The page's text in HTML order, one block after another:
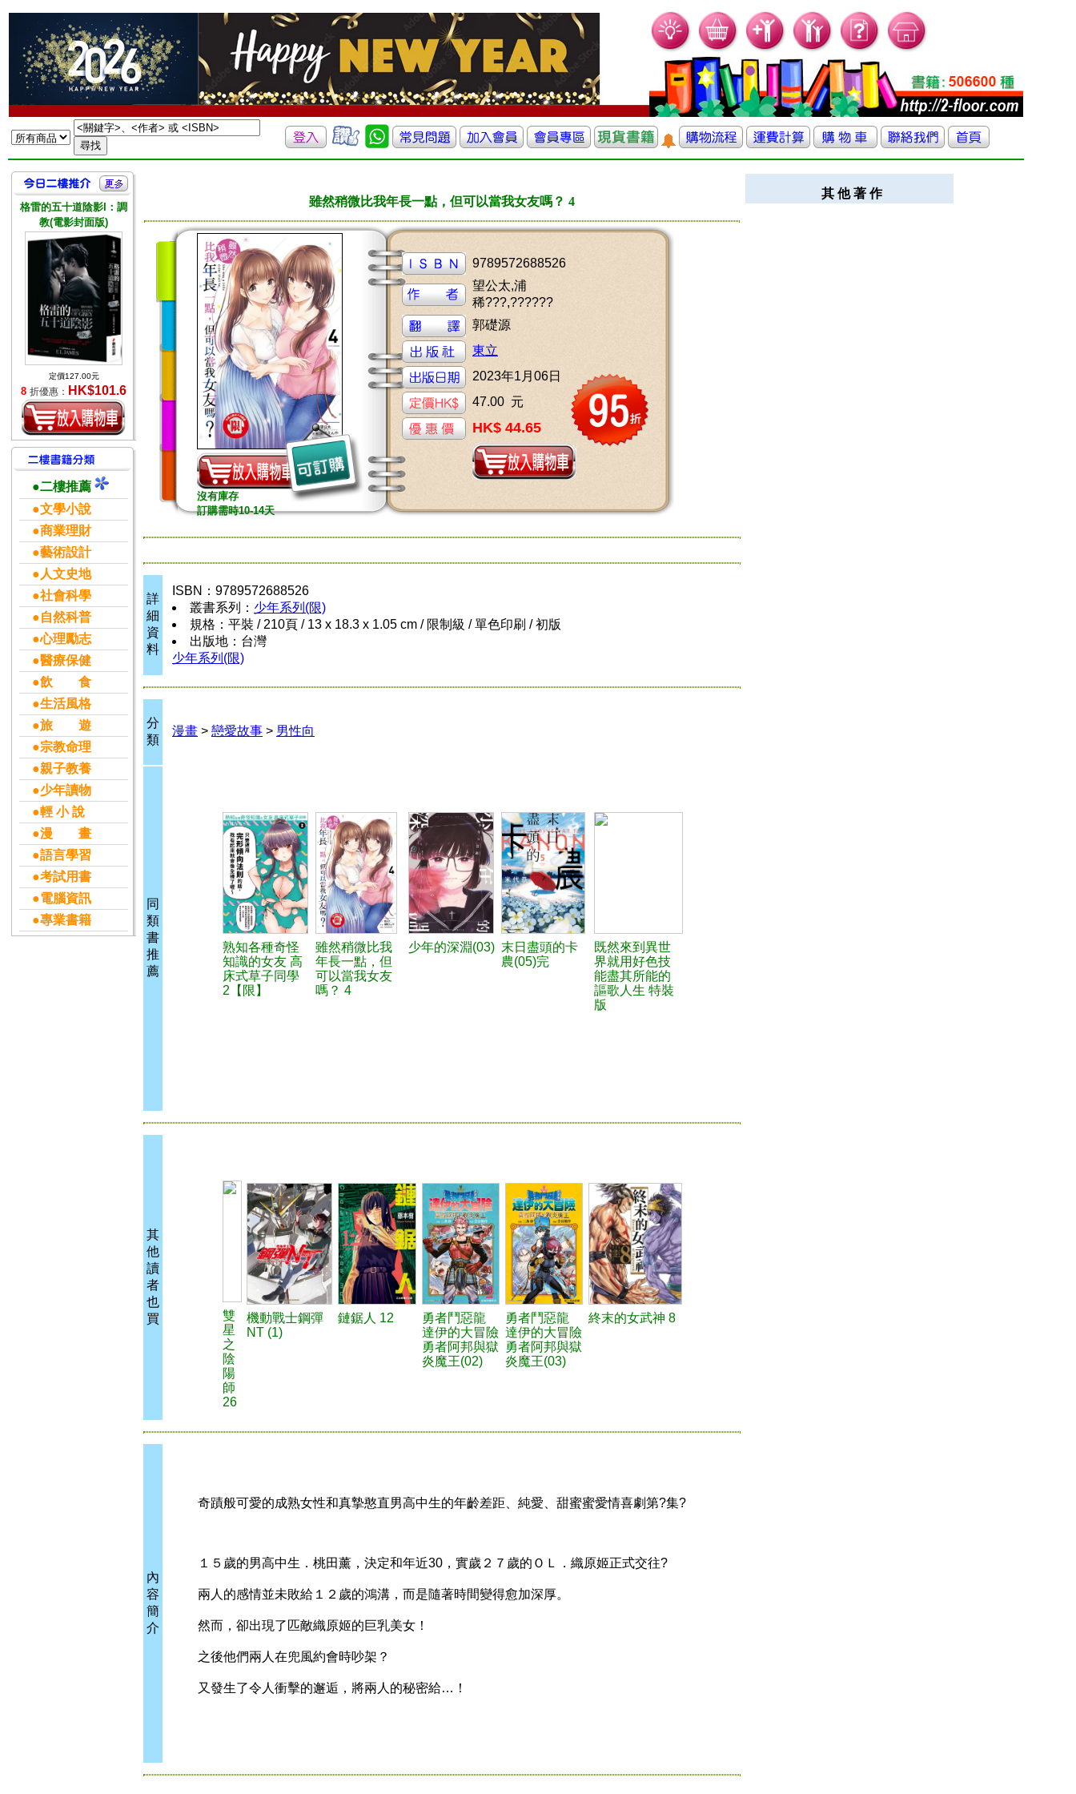
格雷的五十道陰影I：調
教(電影封面版)
定價127.00元
8 折優惠： HK$101.6
●二樓推薦
●文學小說
●商業理財
●藝術設計
●人文史地
●社會科學
●自然科普
●心理勵志
●醫療保健
●飲 食
●生活風格
●旅 遊
●宗教命理
●親子教養
●少年讀物
●輕 小 說
●漫 畫
●語言學習
●考試用書
●電腦資訊
●專業書籍
雖然稍微比我年長一點，但可以當我女友嗎？ 4
沒有庫存
訂購需時10-14天
9789572688526
望公太,浦
稀???,??????
郭礎源
東立
2023年1月06日
47.00 元
HK$ 44.65
詳
細
資
料
ISBN：9789572688526
叢書系列： 少年系列(限)
規格：平裝 / 210頁 / 13 x 18.3 x 1.05 cm / 限制級 / 單色印刷 / 初版
出版地：台灣
少年系列(限)
分
類
漫畫 > 戀愛故事 > 男性向
同
類
書
推
薦
熟知各種奇怪
知識的女友 高
床式草子同學
2【限】
雖然稍微比我
年長一點，但
可以當我女友
嗎？ 4
少年的深淵(03) 末日盡頭的卡
農(05)完
既然來到異世
界就用好色技
能盡其所能的
謳歌人生 特裝
版
其
他
讀
者
也
買
雙
星
之
陰
陽
師
26
機動戰士鋼彈
NT (1)
鏈鋸人 12
勇者鬥惡龍
達伊的大冒險
勇者阿邦與獄
炎魔王(02)
勇者鬥惡龍
達伊的大冒險
勇者阿邦與獄
炎魔王(03)
終末的女武神 8
內
容
簡
介
奇蹟般可愛的成熟女性和真摯憨直男高中生的年齡差距、純愛、甜蜜蜜愛情喜劇第?集?
１５歲的男高中生．桃田薰，決定和年近30，實歲２７歲的ＯＬ．織原姬正式交往?
兩人的感情並未敗給１２歲的鴻溝，而是隨著時間變得愈加深厚。
然而，卻出現了匹敵織原姬的巨乳美女！
之後他們兩人在兜風約會時吵架？
又發生了令人衝擊的邂逅，將兩人的秘密給…！
其 他 著 作